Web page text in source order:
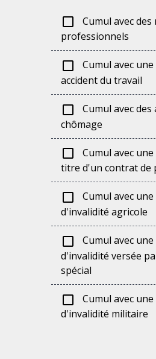
check_box_outline_blank
Cumul avec des
professionnels
check_box_outline_blank
Cumul avec
accident du travail
check_box_outline_blank
Cumul avec
chômage
check_box_outline_blank
Cumul avec
titre d'un contrat de
check_box_outline_blank
Cumul avec
d'invalidité agricole
check_box_outline_blank
Cumul avec
d'invalidité versée
spécial
check_box_outline_blank
Cumul avec
d'invalidité militaire